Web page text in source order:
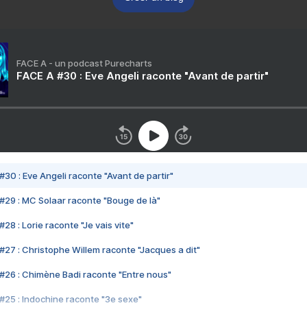
FACE A - un podcast Purecharts
FACE A #30 : Eve Angeli raconte "Avant de partir"
#30 : Eve Angeli raconte "Avant de partir"
#29 : MC Solaar raconte "Bouge de là"
#28 : Lorie raconte "Je vais vite"
#27 : Christophe Willem raconte "Jacques a dit"
#26 : Chimène Badi raconte "Entre nous"
#25 : Indochine raconte "3e sexe"